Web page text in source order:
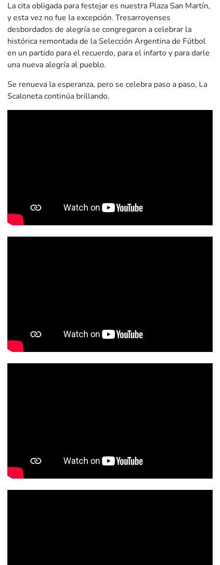
La cita obligada para festejar es nuestra Plaza San Martín,
y esta vez no fue la excepción. Tresarroyenses
desbordados de alegría se congregaron a celebrar la
histórica remontada de la Selección Argentina de Fútbol
en un partido para el recuerdo, para el infarto y para darle
una nueva alegría al pueblo.
Se renueva la esperanza, pero se celebra paso a paso, La
Scaloneta continúa brillando.